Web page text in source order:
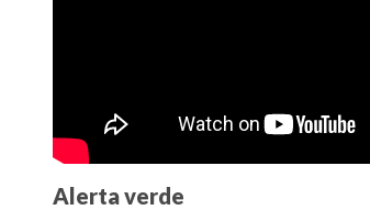
Alerta verde